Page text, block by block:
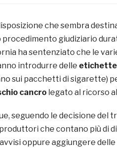
che sembra
procedimento giudiziario
ha sentenziato che le
introdurre delle
sui pacchetti di sigarette)
cancro legato al ricorso
seguendo le decisione del
che contano più di
oppure aggiungere